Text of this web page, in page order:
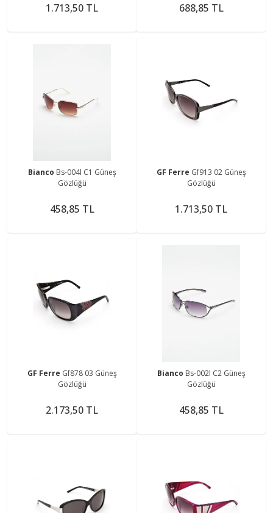
1.713,50 TL 688,85 TL
Bianco Bs-004l C1 Güneş
Gözlüğü
458,85 TL
GF Ferre Gf913 02 Güneş
Gözlüğü
1.713,50 TL
GF Ferre Gf878 03 Güneş
Gözlüğü
2.173,50 TL
Bianco Bs-002l C2 Güneş
Gözlüğü
458,85 TL